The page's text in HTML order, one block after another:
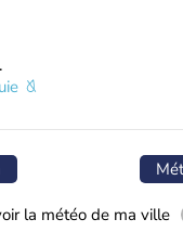
la météo de ma ville